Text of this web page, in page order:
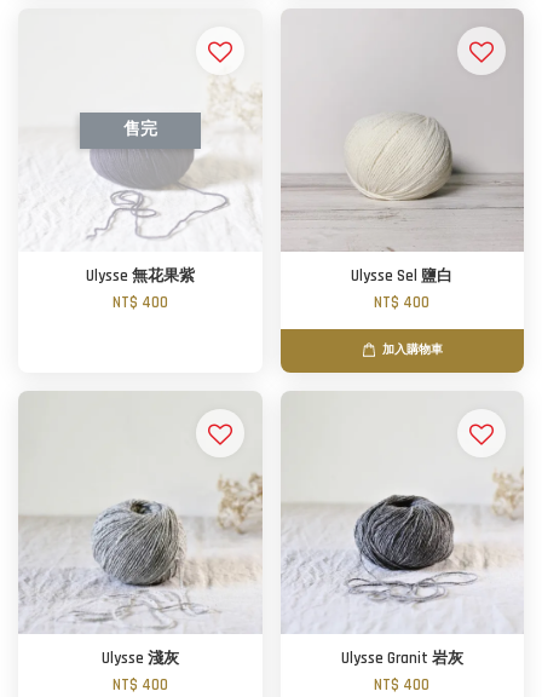
售完
Ulysse 無花果紫
NT$ 400
Ulysse Sel 鹽白
NT$ 400
加入購物車
Ulysse 淺灰
NT$ 400
Ulysse Granit 岩灰
NT$ 400